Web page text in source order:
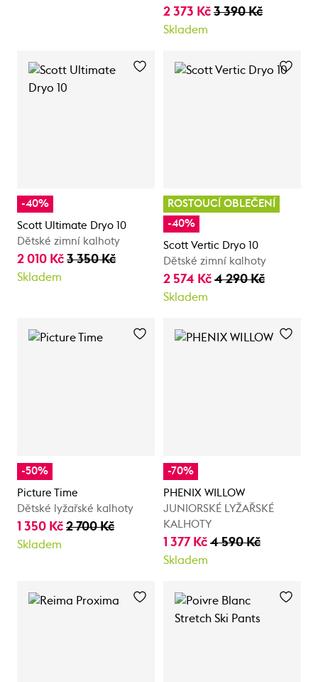
2 373 Kč 3 390 Kč
Skladem
-40%
Scott Ultimate Dryo 10
Dětské zimní kalhoty
2 010 Kč 3 350 Kč
Skladem
ROSTOUCÍ OBLEČENÍ
-40%
Scott Vertic Dryo 10
Dětské zimní kalhoty
2 574 Kč 4 290 Kč
Skladem
-50%
Picture Time
Dětské lyžařské kalhoty
1 350 Kč 2 700 Kč
Skladem
-70%
PHENIX WILLOW
JUNIORSKÉ LYŽAŘSKÉ
KALHOTY
1 377 Kč 4 590 Kč
Skladem